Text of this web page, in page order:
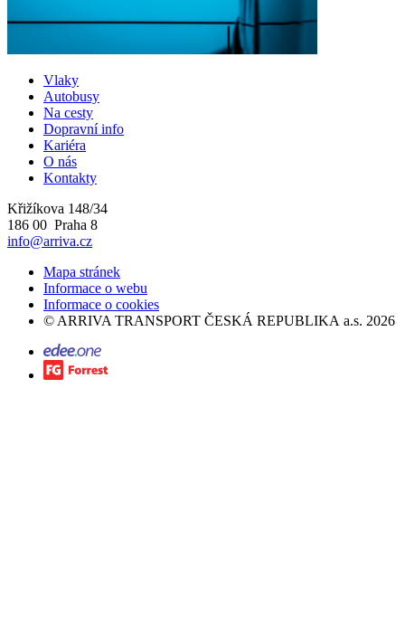
Vlaky
Autobusy
Na cesty
Dopravní info
Kariéra
O nás
Kontakty
Křižíkova 148/34
186 00 Praha 8
info@arriva.cz
Mapa stránek
Informace o webu
Informace o cookies
© ARRIVA TRANSPORT ČESKÁ REPUBLIKA a.s. 2026